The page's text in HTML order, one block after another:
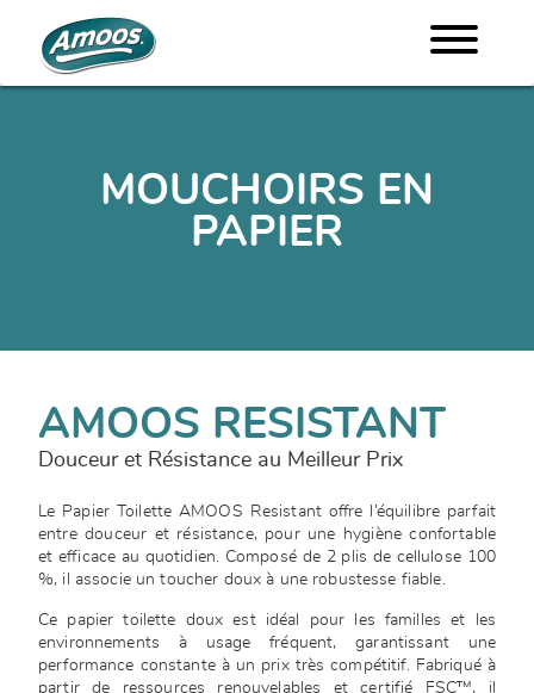
MOUCHOIRS EN
PAPIER
AMOOS RESISTANT
Douceur et Résistance au Meilleur Prix
Le Papier Toilette AMOOS Resistant offre l’équilibre parfait
entre douceur et résistance, pour une hygiène confortable
et efficace au quotidien. Composé de 2 plis de cellulose 100
%, il associe un toucher doux à une robustesse fiable.
Ce papier toilette doux est idéal pour les familles et les
environnements à usage fréquent, garantissant une
performance constante à un prix très compétitif. Fabriqué à
partir de ressources renouvelables et certifié FSC™, il